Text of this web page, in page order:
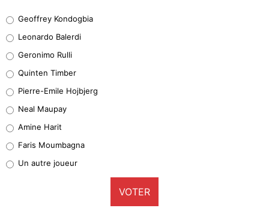
38%
32%
5%
1%
9%
Geoffrey Kondogbia
Leonardo Balerdi
Geronimo Rulli
Quinten Timber
Pierre-Emile Hojbjerg
Neal Maupay
Amine Harit
Faris Moumbagna
Un autre joueur
VOTER